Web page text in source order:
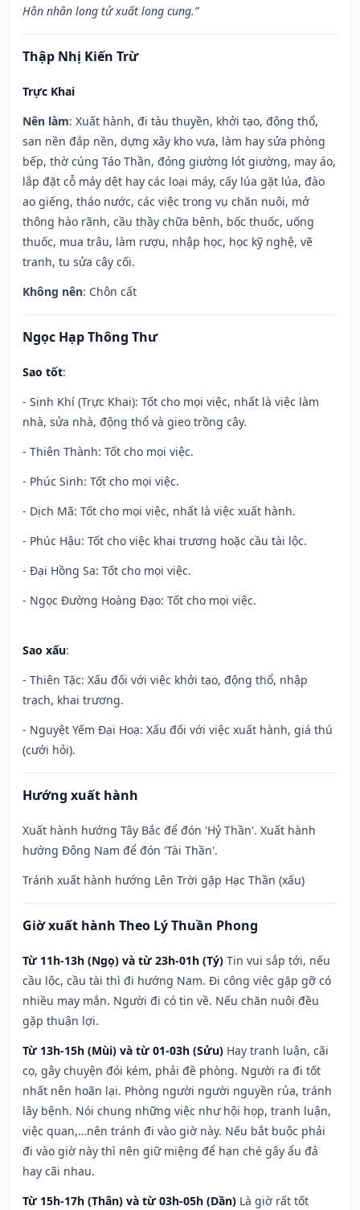
Hôn nhân long tử xuất long cung.”
Thập Nhị Kiến Trừ
Trực Khai
Nên làm: Xuất hành, đi tàu thuyền, khởi tạo, động thổ,
san nền đắp nền, dựng xây kho vựa, làm hay sửa phòng
bếp, thờ cúng Táo Thần, đóng giường lót giường, may áo,
lắp đặt cỗ máy dệt hay các loại máy, cấy lúa gặt lúa, đào
ao giếng, tháo nước, các việc trong vụ chăn nuôi, mở
thông hào rãnh, cầu thầy chữa bệnh, bốc thuốc, uống
thuốc, mua trâu, làm rượu, nhập học, học kỹ nghệ, vẽ
tranh, tu sửa cây cối.
Không nên: Chôn cất
Ngọc Hạp Thông Thư
Sao tốt:
- Sinh Khí (Trực Khai): Tốt cho mọi việc, nhất là việc làm
nhà, sửa nhà, động thổ và gieo trồng cây.
- Thiên Thành: Tốt cho mọi việc.
- Phúc Sinh: Tốt cho mọi việc.
- Dịch Mã: Tốt cho mọi việc, nhất là việc xuất hành.
- Phúc Hậu: Tốt cho việc khai trương hoặc cầu tài lộc.
- Đại Hồng Sa: Tốt cho mọi việc.
- Ngọc Đường Hoàng Đạo: Tốt cho mọi việc.
Sao xấu:
- Thiên Tặc: Xấu đối với việc khởi tạo, động thổ, nhập
trạch, khai trương.
- Nguyệt Yếm Đại Hoạ: Xấu đối với việc xuất hành, giá thú
(cưới hỏi).
Hướng xuất hành
Xuất hành hướng Tây Bắc để đón 'Hỷ Thần'. Xuất hành
hướng Đông Nam để đón 'Tài Thần'.
Tránh xuất hành hướng Lên Trời gặp Hạc Thần (xấu)
Giờ xuất hành Theo Lý Thuần Phong
Từ 11h-13h (Ngọ) và từ 23h-01h (Tý) Tin vui sắp tới, nếu
cầu lộc, cầu tài thì đi hướng Nam. Đi công việc gặp gỡ có
nhiều may mắn. Người đi có tin về. Nếu chăn nuôi đều
gặp thuận lợi.
Từ 13h-15h (Mùi) và từ 01-03h (Sửu) Hay tranh luận, cãi
cọ, gây chuyện đói kém, phải đề phòng. Người ra đi tốt
nhất nên hoãn lại. Phòng người người nguyền rủa, tránh
lây bệnh. Nói chung những việc như hội họp, tranh luận,
việc quan,…nên tránh đi vào giờ này. Nếu bắt buộc phải
đi vào giờ này thì nên giữ miệng để hạn ché gây ẩu đả
hay cãi nhau.
Từ 15h-17h (Thân) và từ 03h-05h (Dần) Là giờ rất tốt